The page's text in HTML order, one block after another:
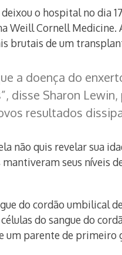
o hospital no dia
Weill Cornell
brutais de um
a doença do
disse Sharon
resultados
não quis revelar sua
seus níveis
do cordão umbilical
do sangue do
um parente de primeiro